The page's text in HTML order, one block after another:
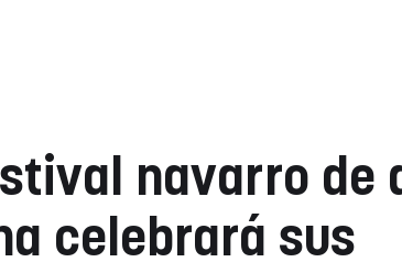
navarro de
celebrará sus